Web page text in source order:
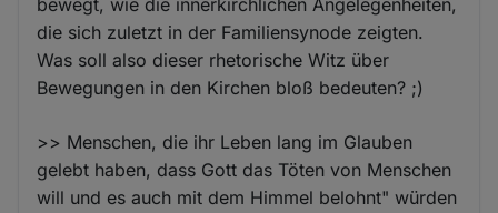
bewegt, wie die innerkirchlichen Angelegenheiten,
die sich zuletzt in der Familiensynode zeigten.
Was soll also dieser rhetorische Witz über
Bewegungen in den Kirchen bloß bedeuten? ;)
>> Menschen, die ihr Leben lang im Glauben
gelebt haben, dass Gott das Töten von Menschen
will und es auch mit dem Himmel belohnt" würden